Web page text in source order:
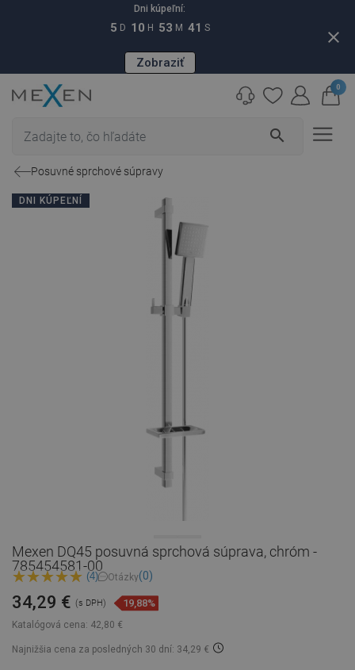
Dni kúpeľní:
5 D 10 H 53 M 40 S
Zobraziť
close
search
0
Posuvné sprchové súpravy
DNI KÚPEĽNÍ
Mexen DQ45 posuvná sprchová súprava, chróm -
785454581-00
(4) Otázky(0)
Katalógová cena: 42,80 €
34,29 € (s DPH) 19,88%
Najnižšia cena za posledných 30 dní: 34,29 €